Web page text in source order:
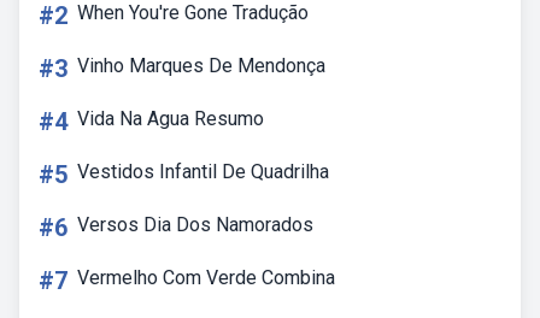
#2 When You're Gone Tradução
#3 Vinho Marques De Mendonça
#4 Vida Na Agua Resumo
#5 Vestidos Infantil De Quadrilha
#6 Versos Dia Dos Namorados
#7 Vermelho Com Verde Combina